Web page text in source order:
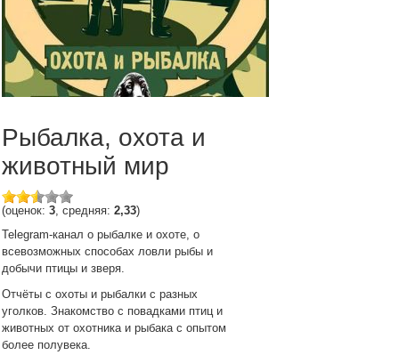
Рыбалка, охота и
животный мир
(оценок:3, средняя:2,33)
Telegram-канал о рыбалке и охоте, о
всевозможных способах ловли рыбы и
добычи птицы и зверя.
Отчёты с охоты и рыбалки с разных
уголков. Знакомство с повадками птиц и
животных от охотника и рыбака с опытом
более полувека.